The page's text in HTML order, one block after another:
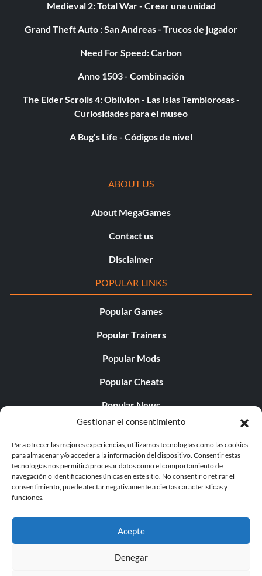
Gestionar el consentimiento
Para ofrecer las mejores experiencias, utilizamos tecnologías como las cookies
para almacenar y/o acceder a la información del dispositivo. Consentir estas
tecnologías nos permitirá procesar datos como el comportamiento de
navegación o identificaciones únicas en este sitio. No consentir o retirar el
consentimiento, puede afectar negativamente a ciertas características y
funciones.
Acepte
Denegar
Medieval 2: Total War - Crear una unidad
Grand Theft Auto : San Andreas - Trucos de jugador
Need For Speed: Carbon
Anno 1503 - Combinación
The Elder Scrolls 4: Oblivion - Las Islas Temblorosas -
Curiosidades para el museo
A Bug's Life - Códigos de nivel
ABOUT US
About MegaGames
Contact us
Disclaimer
POPULAR LINKS
Popular Games
Popular Trainers
Popular Mods
Popular Cheats
Popular News
Popular Editorials
Popular Free Games
LATEST UPDATES